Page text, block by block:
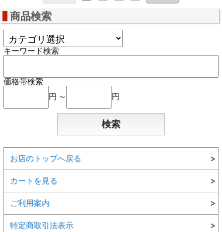
商品検索
キーワード検索
価格帯検索
円 ～
円
お店のトップへ戻る
カートを見る
ご利用案内
特定商取引法表示